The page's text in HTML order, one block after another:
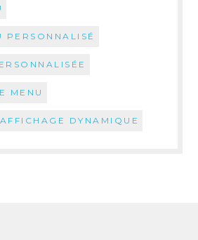
PERSONNALISÉ
MENU
DYNAMIQUE